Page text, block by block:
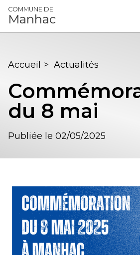
Panneau de gestion des cookies
COMMUNE DE
Manhac
Accueil > Actualités
du 8 mai
Publiée le 02/05/2025